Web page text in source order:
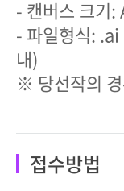
- 캔버스 크기
- 파일형식:
내)
※ 당선작의
접수방법